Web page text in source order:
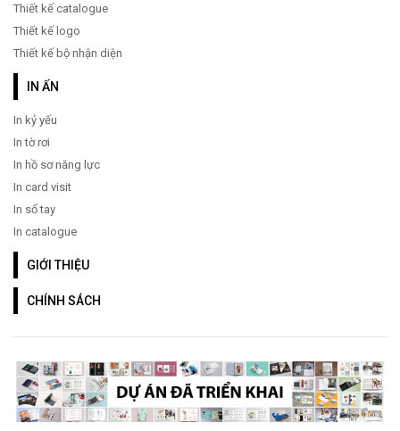
Thiết kế catalogue
Thiết kế logo
Thiết kế bộ nhận diện
IN ẤN
In kỷ yếu
In tờ rơi
In hồ sơ năng lực
In card visit
In sổ tay
In catalogue
GIỚI THIỆU
CHÍNH SÁCH